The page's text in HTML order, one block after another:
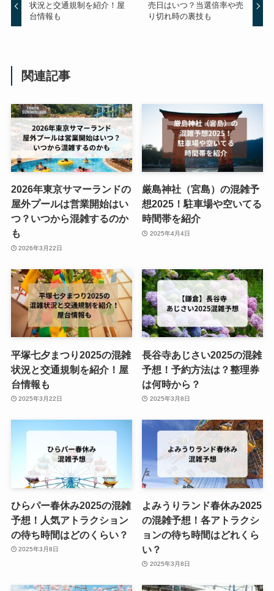
状況と交通規制を紹介！屋
台情報も
売日はいつ？当選倍率や売
り切れ時の裏技も
関連記事
2026年東京サマーランドの
屋外プールは営業開始はい
つ？いつから混雑するのか
も
2026年3月22日
厳島神社（宮島）の混雑予
想2025！駐車場や空いてる
時間帯を紹介
2025年4月4日
平塚七夕まつり2025の混雑
状況と交通規制を紹介！屋
台情報も
2025年3月22日
長谷寺あじさい2025の混雑
予想！予約方法は？整理券
は何時から？
2025年3月8日
ひらパー春休み2025の混雑
予想！人気アトラクション
の待ち時間はどのくらい？
2025年3月8日
よみうりランド春休み2025
の混雑予想！各アトラクシ
ョンの待ち時間はどれくら
い？
2025年3月8日